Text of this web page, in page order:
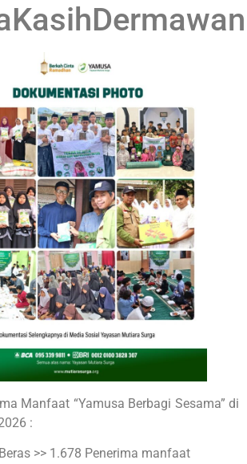
Manfaat “Yamusa Berbagi Sesama” di
:
>> 1.678 Penerima manfaat